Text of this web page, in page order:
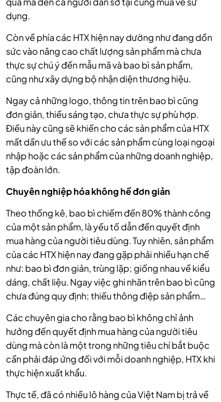
dụng.
Còn về phía các HTX hiện nay dường như đang dồn
sức vào nâng cao chất lượng sản phẩm mà chưa
thực sự chú ý đến mẫu mã và bao bì sản phẩm,
cũng như xây dựng bộ nhận diện thương hiệu.
Ngay cả những logo, thông tin trên bao bì cũng
đơn giản, thiếu sáng tạo, chưa thực sự phù hợp.
Điều này cũng sẽ khiến cho các sản phẩm của HTX
mất dần ưu thế so với các sản phẩm cùng loại ngoại
nhập hoặc các sản phẩm của những doanh nghiệp,
tập đoàn lớn.
Chuyên nghiệp hóa không hề đơn giản
Theo thống kê, bao bì chiếm đến 80% thành công
của một sản phẩm, là yếu tố dẫn đến quyết định
mua hàng của người tiêu dùng. Tuy nhiên, sản phẩm
của các HTX hiện nay đang gặp phải nhiều hạn chế
như: bao bì đơn giản, trùng lặp; giống nhau về kiểu
dáng, chất liệu. Ngay việc ghi nhãn trên bao bì cũng
chưa đúng quy định; thiếu thông điệp sản phẩm…
Các chuyên gia cho rằng bao bì không chỉ ảnh
hưởng đến quyết định mua hàng của người tiêu
dùng mà còn là một trong những tiêu chí bắt buộc
cần phải đáp ứng đối với mỗi doanh nghiệp, HTX khi
thực hiện xuất khẩu.
Thực tế, đã có nhiều lô hàng của Việt Nam bị trả về